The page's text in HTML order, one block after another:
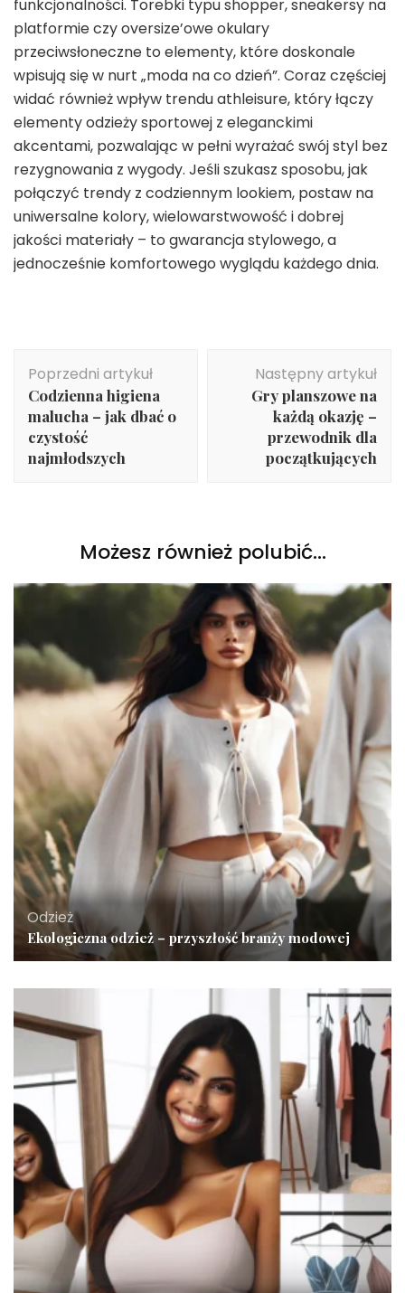
funkcjonalności. Torebki typu shopper, sneakersy na
platformie czy oversize’owe okulary
przeciwsłoneczne to elementy, które doskonale
wpisują się w nurt „moda na co dzień”. Coraz częściej
widać również wpływ trendu athleisure, który łączy
elementy odzieży sportowej z eleganckimi
akcentami, pozwalając w pełni wyrażać swój styl bez
rezygnowania z wygody. Jeśli szukasz sposobu, jak
połączyć trendy z codziennym lookiem, postaw na
uniwersalne kolory, wielowarstwowość i dobrej
jakości materiały – to gwarancja stylowego, a
jednocześnie komfortowego wyglądu każdego dnia.
wpisu
Poprzedni artykuł
Codzienna higiena
malucha – jak dbać o
czystość
najmłodszych
Następny artykuł
Gry planszowe na
każdą okazję –
przewodnik dla
początkujących
Możesz również polubić…
Odzież
Ekologiczna odzież – przyszłość branży modowej